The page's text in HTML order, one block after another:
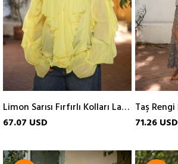
Limon Sarısı Fırfırlı Kolları Lastikli Gömlek
67.07 USD
71.26 USD